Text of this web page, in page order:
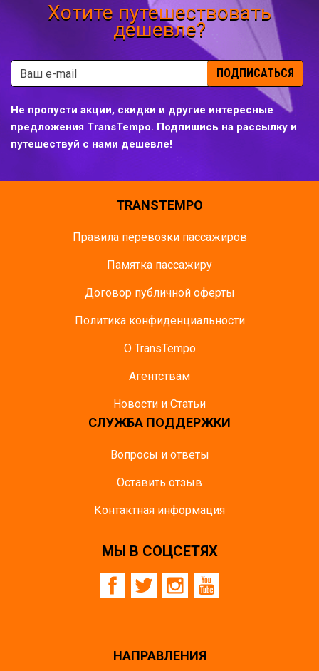
Хотите путешествовать
дешевле?
ПОДПИСАТЬСЯ
Не пропусти акции, скидки и другие интересные
предложения TransTempo. Подпишись на рассылку и
путешествуй с нами дешевле!
TRANSTEMPO
Правила перевозки пассажиров
Памятка пасcажиру
Договор публичной оферты
Политика конфиденциальности
О TransTempo
Агентствам
Новости и Статьи
СЛУЖБА ПОДДЕРЖКИ
Вопросы и ответы
Оставить отзыв
Контактная информация
МЫ В СОЦСЕТЯХ
НАПРАВЛЕНИЯ